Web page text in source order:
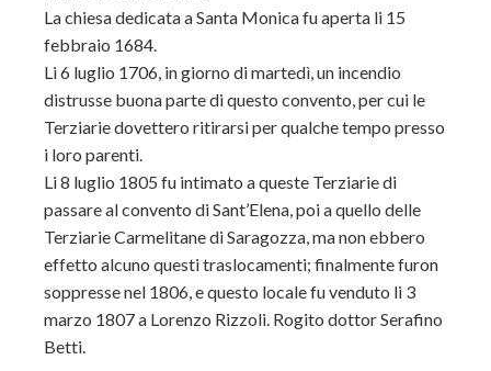
La chiesa dedicata a Santa Monica fu aperta li 15
febbraio 1684.
Li 6 luglio 1706, in giorno di martedì, un incendio
distrusse buona parte di questo convento, per cui le
Terziarie dovettero ritirarsi per qualche tempo presso
i loro parenti.
Li 8 luglio 1805 fu intimato a queste Terziarie di
passare al convento di Sant’Elena, poi a quello delle
Terziarie Carmelitane di Saragozza, ma non ebbero
effetto alcuno questi traslocamenti; finalmente furon
soppresse nel 1806, e questo locale fu venduto li 3
marzo 1807 a Lorenzo Rizzoli. Rogito dottor Serafino
Betti.